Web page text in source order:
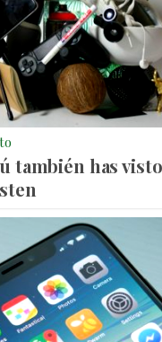
también has